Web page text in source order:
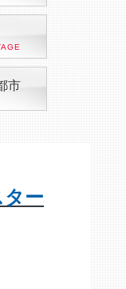
市
ー